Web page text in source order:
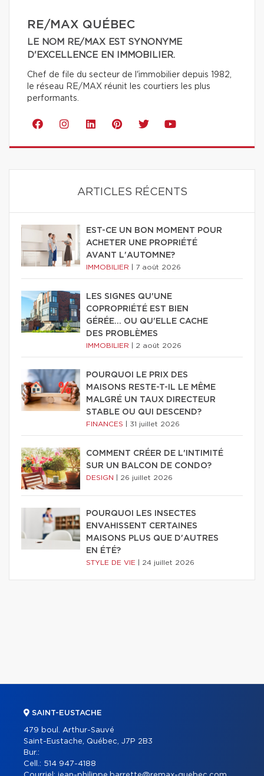
RE/MAX QUÉBEC
LE NOM RE/MAX EST SYNONYME
D'EXCELLENCE EN IMMOBILIER.
Chef de file du secteur de l'immobilier depuis 1982,
le réseau RE/MAX réunit les courtiers les plus
performants.
ARTICLES RÉCENTS
EST-CE UN BON MOMENT POUR
ACHETER UNE PROPRIÉTÉ
AVANT L'AUTOMNE?
IMMOBILIER 7 août 2026
LES SIGNES QU'UNE
COPROPRIÉTÉ EST BIEN
GÉRÉE… OU QU'ELLE CACHE
DES PROBLÈMES
IMMOBILIER 2 août 2026
POURQUOI LE PRIX DES
MAISONS RESTE-T-IL LE MÊME
MALGRÉ UN TAUX DIRECTEUR
STABLE OU QUI DESCEND?
FINANCES 31 juillet 2026
COMMENT CRÉER DE L'INTIMITÉ
SUR UN BALCON DE CONDO?
DESIGN 26 juillet 2026
POURQUOI LES INSECTES
ENVAHISSENT CERTAINES
MAISONS PLUS QUE D'AUTRES
EN ÉTÉ?
STYLE DE VIE 24 juillet 2026
SAINT-EUSTACHE
479 boul. Arthur-Sauvé
Saint-Eustache, Québec, J7P 2B3
Bur.:
Cell.: 514 947-4188